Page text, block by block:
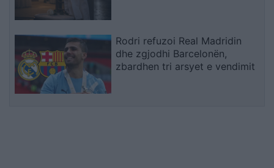
Rodri refuzoi Real Madridin
dhe zgjodhi Barcelonën,
zbardhen tri arsyet e vendimit